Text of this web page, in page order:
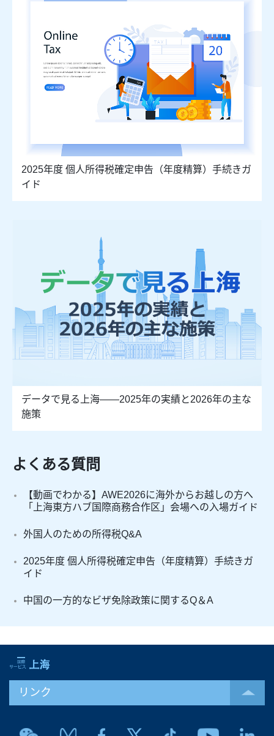
2025年度 個人所得税確定申告（年度精算）手続きガ
イド
データで見る上海――2025年の実績と2026年の主な
施策
よくある質問
【動画でわかる】AWE2026に海外からお越しの方へ
「上海東方ハブ国際商務合作区」会場への入場ガイド
外国人のための所得税Q&A
2025年度 個人所得税確定申告（年度精算）手続きガ
イド
中国の一方的なビザ免除政策に関するQ＆A
リンク